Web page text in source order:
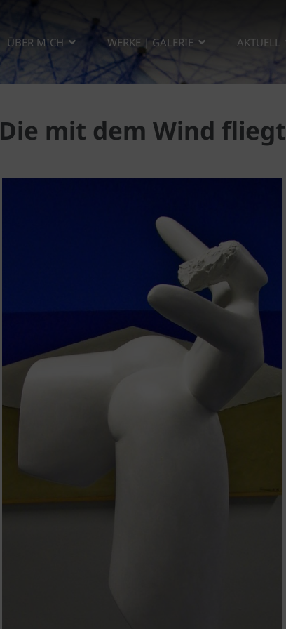
ÜBER MICH WERKE | GALERIE AKTUELL
Die mit dem Wind fliegt